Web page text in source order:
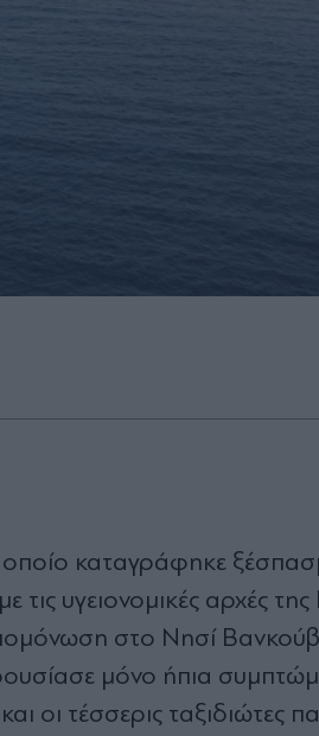
καταγράφηκε
υγειονομικές αρχές της
στο Νησί
μόνο ήπια
οι τέσσερις ταξιδιώτες